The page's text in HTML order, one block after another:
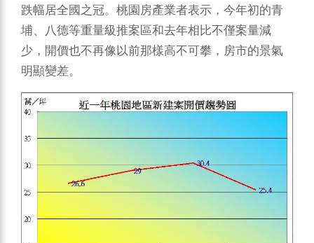
跌幅居全國之冠。桃園房產業者表示，今年初的青
埔、八德等重量級推案區和去年相比不僅案量減
少，開價也不再像以前那樣高不可攀，房市的景氣
明顯變差。